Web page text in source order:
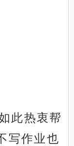
此热衷帮
写作业也